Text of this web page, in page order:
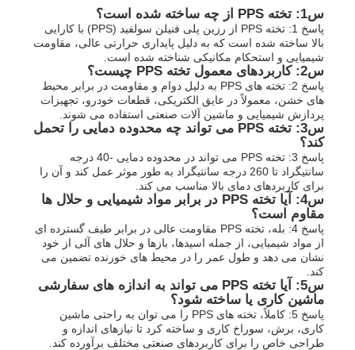
س1: تخته PPS از چه ساخته شده است؟
پاسخ 1: تخته PPS از رزین پلی فنیلن سولفید (PPS) با کارایی
بالا ساخته شده است که به دلیل پایداری حرارتی عالی، مقاومت
شیمیایی و استحکام مکانیکی شناخته شده است.
س2: کاربردهای معمول تخته PPS چیست؟
پاسخ 2: تخته های PPS به دلیل دوام و مقاومت در برابر محیط
های خشن، معمولاً در عایق الکتریکی، قطعات خودرو، تجهیزات
پردازش شیمیایی و ماشین آلات صنعتی استفاده می شوند.
س3: تخته PPS می تواند چه محدوده دمایی را تحمل
کند؟
پاسخ 3: تخته PPS می تواند در محدوده دمایی -40 درجه
سانتیگراد تا 260 درجه سانتیگراد به طور موثر عمل کند و آن را
برای کاربردهای دمای بالا مناسب می کند.
س4: آیا تخته PPS در برابر مواد شیمیایی و حلال ها
مقاوم است؟
پاسخ 4: بله، تخته PPS مقاومت عالی در برابر طیف گسترده ای
از مواد شیمیایی، از جمله اسیدها، بازها و حلال های آلی از خود
نشان می دهد و طول عمر را در محیط های خورنده تضمین می
کند.
س5: آیا تخته PPS می تواند به اندازه های سفارشی
ماشین کاری یا ساخته شود؟
پاسخ 5: کاملاً، تخته های PPS را می توان به راحتی ماشین
کاری، برش، سوراخ کاری و ساخته کرد تا نیازهای اندازه و
طراحی خاص را برای کاربردهای صنعتی مختلف برآورده کند.